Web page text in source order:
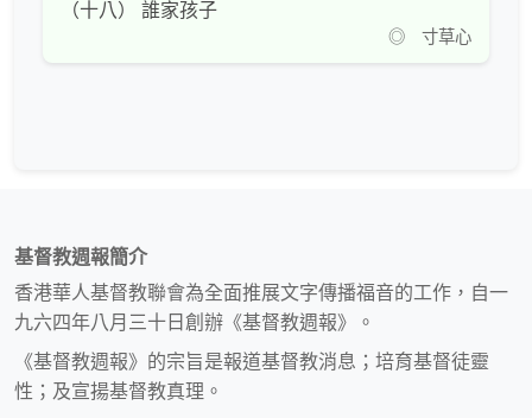
（十八） 誰家孩子
◎ 寸草心
基督教週報簡介
香港華人基督教聯會為全面推展文字傳播福音的工作，自一
九六四年八月三十日創辦《基督教週報》。
《基督教週報》的宗旨是報道基督教消息；培育基督徒靈
性；及宣揚基督教真理。